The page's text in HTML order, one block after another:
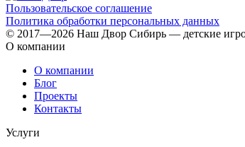
Пользовательское соглашение
Политика обработки персональных данных
© 2017—2026 Наш Двор Сибирь — детские
О компании
О компании
Блог
Проекты
Контакты
Услуги